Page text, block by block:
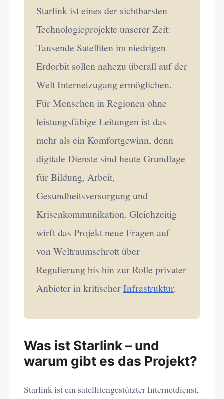
Starlink ist eines der sichtbarsten
Technologieprojekte unserer Zeit:
Tausende Satelliten im niedrigen
Erdorbit sollen nahezu überall auf der
Welt Internetzugang ermöglichen.
Für Menschen in Regionen ohne
leistungsfähige Leitungen ist das
mehr als ein Komfortgewinn, denn
digitale Dienste sind heute Grundlage
für Bildung, Arbeit,
Gesundheitsversorgung und
Krisenkommunikation. Gleichzeitig
wirft das Projekt neue Fragen auf –
von Weltraumschrott über
Regulierung bis hin zur Rolle privater
Anbieter in kritischerInfrastruktur.
Was ist Starlink – und
warum gibt es das Projekt?
Starlink ist ein satellitengestützter Internetdienst,